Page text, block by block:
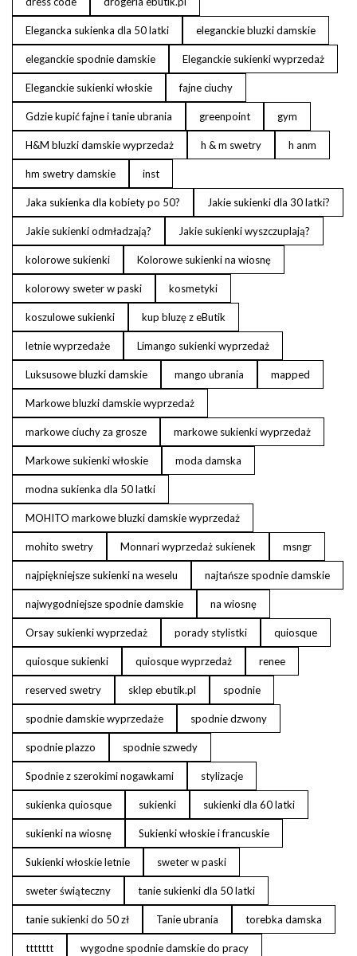
Elegancka sukienka dla 50 latki eleganckie bluzki damskie
eleganckie spodnie damskie Eleganckie sukienki wyprzedaż
Eleganckie sukienki włoskie fajne ciuchy
Gdzie kupić fajne i tanie ubrania greenpoint gym
H&M bluzki damskie wyprzedaż h & m swetry h anm
hm swetry damskie inst
Jaka sukienka dla kobiety po 50? Jakie sukienki dla 30 latki?
Jakie sukienki odmładzają? Jakie sukienki wyszczuplają?
kolorowe sukienki Kolorowe sukienki na wiosnę
kolorowy sweter w paski kosmetyki
koszulowe sukienki kup bluzę z eButik
letnie wyprzedaże Limango sukienki wyprzedaż
Luksusowe bluzki damskie mango ubrania mapped
Markowe bluzki damskie wyprzedaż
markowe ciuchy za grosze markowe sukienki wyprzedaż
Markowe sukienki włoskie moda damska
modna sukienka dla 50 latki
MOHITO markowe bluzki damskie wyprzedaż
mohito swetry Monnari wyprzedaż sukienek msngr
najpiękniejsze sukienki na weselu najtańsze spodnie damskie
najwygodniejsze spodnie damskie na wiosnę
Orsay sukienki wyprzedaż porady stylistki quiosque
quiosque sukienki quiosque wyprzedaż renee
reserved swetry sklep ebutik.pl spodnie
spodnie damskie wyprzedaże spodnie dzwony
spodnie plazzo spodnie szwedy
Spodnie z szerokimi nogawkami stylizacje
sukienka quiosque sukienki sukienki dla 60 latki
sukienki na wiosnę Sukienki włoskie i francuskie
Sukienki włoskie letnie sweter w paski
sweter świąteczny tanie sukienki dla 50 latki
tanie sukienki do 50 zł Tanie ubrania torebka damska
ttttttt wygodne spodnie damskie do pracy